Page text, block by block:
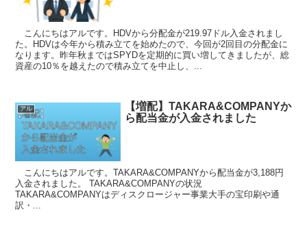
こんにちはアルです。HDVから分配金が219.97ドル入金されまし
た。HDVは今年から積み立てを始めたので、今回が2回目の分配金に
なります。昨年秋まではSPYDを定期的に買い増してきましたが、総
資産の10％を越えたので積み立てを中止し、...
アル
【増配】TAKARA&COMPANYか
ら配当金が入金されました
こんにちはアルです。TAKARA&COMPANYから配当金が3,188円
入金されました。 TAKARA&COMPANYの状況
TAKARA&COMPANYはディスクロージャー事業大手の宝印刷や通
訳・...